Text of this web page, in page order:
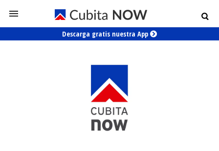
Descarga gratis nuestra App